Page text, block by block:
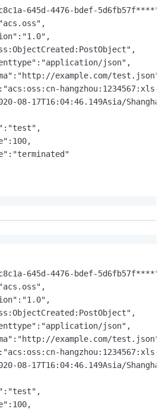
645d-4476-bdef-5d6fb57f****",
json",
example.com/test.json",
hangzhou:1234567:xls-
08-17T16:04:46.149Asia/
645d-4476-bdef-5d6fb57f****",
json",
example.com/test.json",
hangzhou:1234567:xls-
08-17T16:04:46.149Asia/